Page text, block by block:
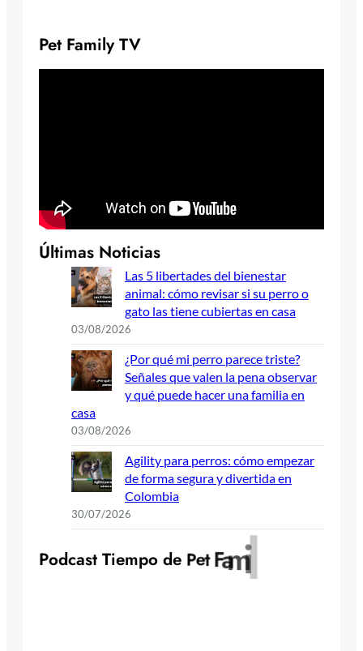
Pet Family TV
Últimas Noticias
Las 5 libertades del bienestar
animal: cómo revisar si su perro o
gato las tiene cubiertas en casa
03/08/2026
¿Por qué mi perro parece triste?
Señales que valen la pena observar
y qué puede hacer una familia en
casa
03/08/2026
Agility para perros: cómo empezar
de forma segura y divertida en
Colombia
30/07/2026
Podcast Tiempo de PetFamil